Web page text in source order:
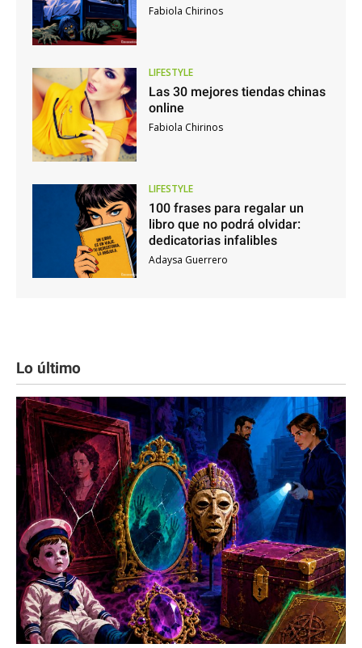
Fabiola Chirinos
LIFESTYLE
Las 30 mejores tiendas chinas
online
Fabiola Chirinos
LIFESTYLE
100 frases para regalar un
libro que no podrá olvidar:
dedicatorias infalibles
Adaysa Guerrero
Lo último